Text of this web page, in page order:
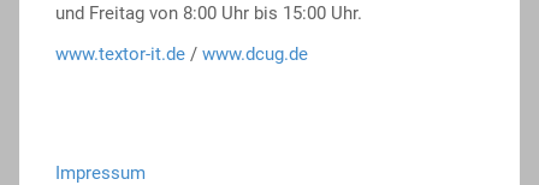
und Freitag von 8:00 Uhr bis 15:00 Uhr.
www.textor-it.de / www.dcug.de
Impressum